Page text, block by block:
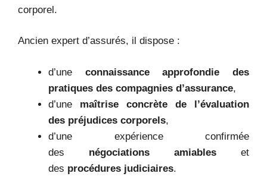
corporel.
Ancien expert d’assurés, il dispose :
d’une connaissance approfondie des
pratiques des compagnies d’assurance,
d’une maîtrise concrète de l’évaluation
des préjudices corporels,
d’une expérience confirmée
des négociations amiables et
des procédures judiciaires.